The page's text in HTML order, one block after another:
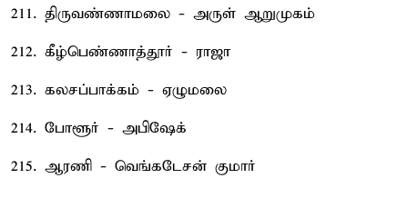
211. திருவண்ணாமலை - அருள் ஆறுமுகம்
212. கீழ்பெண்ணாத்தூர் - ராஜா
213. கலசப்பாக்கம் - ஏழுமலை
214. போளூர் - அபிஷேக்
215. ஆரணி - வெங்கடேசன் குமார்